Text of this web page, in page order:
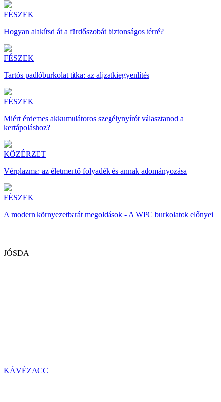
FÉSZEK
Hogyan alakítsd át a fürdőszobát biztonságos térré?
FÉSZEK
Tartós padlóburkolat titka: az aljzatkiegyenlítés
FÉSZEK
Miért érdemes akkumulátoros szegélynyírót választanod a
kertápoláshoz?
KÖZÉRZET
Vérplazma: az életmentő folyadék és annak adományozása
FÉSZEK
A modern környezetbarát megoldások - A WPC burkolatok előnyei
JÓSDA
KÁVÉZACC